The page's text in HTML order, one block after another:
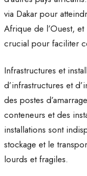
via Dakar pour
Afrique de l’Ouest,
crucial pour faciliter
Infrastructures et
d’infrastructures et
des postes
conteneurs et des
installations sont
stockage et le
lourds et fragiles.